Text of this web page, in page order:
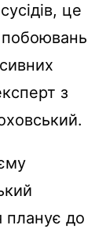
це
побоювань
з
планує до